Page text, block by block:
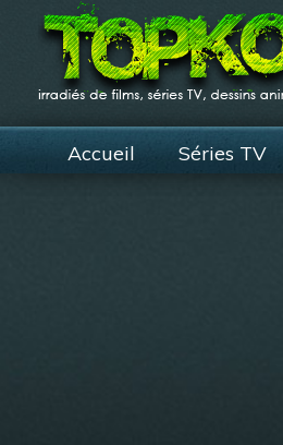
Accueil Séries TV